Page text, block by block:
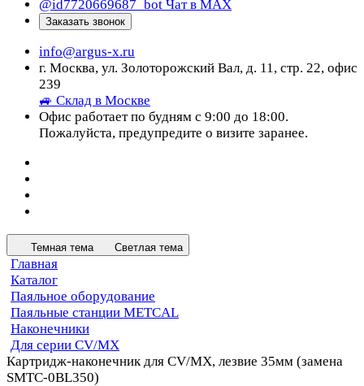
@id7720669687_bot Чат в МАХ
Заказать звонок
info@argus-x.ru
г. Москва, ул. Золоторожский Вал, д. 11, стр. 22, офис
239
🚙 Склад в Москве
Офис работает по будням с 9:00 до 18:00.
Пожалуйста, предупредите о визите заранее.
Темная тема Светлая тема
Главная
Каталог
Паяльное оборудование
Паяльные станции METCAL
Наконечники
Для серии CV/MX
Картридж-наконечник для СV/MX, лезвие 35мм (замена
SMTC-0BL350)